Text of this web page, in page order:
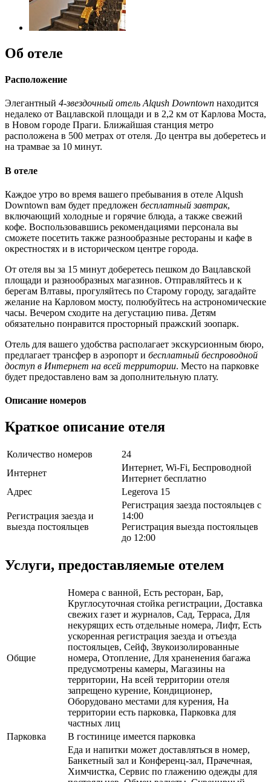
Об отеле
Расположение
Элегантный 4-звездочный отель Alqush Downtown находится
недалеко от Вацлавской площади и в 2,2 км от Карлова Моста,
в Новом городе Праги. Ближайшая станция метро
расположена в 500 метрах от отеля. До центра вы доберетесь и
на трамвае за 10 минут.
В отеле
Каждое утро во время вашего пребывания в отеле Alqush
Downtown вам будет предложен бесплатный завтрак,
включающий холодные и горячие блюда, а также свежий
кофе. Воспользовавшись рекомендациями персонала вы
сможете посетить также разнообразные рестораны и кафе в
окрестностях и в историческом центре города.
От отеля вы за 15 минут доберетесь пешком до Вацлавской
площади и разнообразных магазинов. Отправляйтесь и к
берегам Влтавы, прогуляйтесь по Старому городу, загадайте
желание на Карловом мосту, полюбуйтесь на астрономические
часы. Вечером сходите на дегустацию пива. Детям
обязательно понравится просторный пражский зоопарк.
Отель для вашего удобства располагает экскурсионным бюро,
предлагает трансфер в аэропорт и бесплатный беспроводной
доступ в Интернет на всей территории. Место на парковке
будет предоставлено вам за дополнительную плату.
Описание номеров
Краткое описание отеля
Количество номеров
24
Интернет
Интернет, Wi-Fi, Беспроводной
Интернет бесплатно
Адрес
Legerova 15
Регистрация заезда и
выезда постояльцев
Регистрация заезда постояльцев с
14:00
Регистрация выезда постояльцев
до 12:00
Услуги, предоставляемые отелем
Общие
Номера с ванной, Есть ресторан, Бар,
Круглосуточная стойка регистрации, Доставка
свежих газет и журналов, Сад, Терраса, Для
некурящих есть отдельные номера, Лифт, Есть
ускоренная регистрация заезда и отъезда
постояльцев, Сейф, Звукоизолированные
номера, Отопление, Для храненения багажа
предусмотрены камеры, Магазины на
территории, На всей территории отеля
запрещено курение, Кондиционер,
Оборудовано местами для курения, На
территории есть парковка, Парковка для
частных лиц
Парковка
В гостинице имеется парковка
Еда и напитки может доставляться в номер,
Банкетный зал и Конференц-зал, Прачечная,
Химчистка, Сервис по глажению одежды для